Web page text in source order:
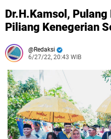
Dr.H.Kamsol,
Piliang Kenegerian
Redaksi
6/27/22, 20:43 WIB